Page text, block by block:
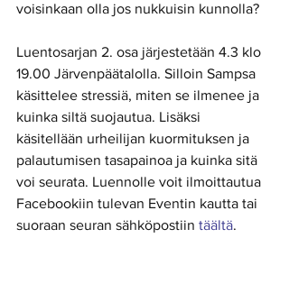
voisinkaan olla jos nukkuisin kunnolla?
Luentosarjan 2. osa järjestetään 4.3 klo
19.00 Järvenpäätalolla. Silloin Sampsa
käsittelee stressiä, miten se ilmenee ja
kuinka siltä suojautua. Lisäksi
käsitellään urheilijan kuormituksen ja
palautumisen tasapainoa ja kuinka sitä
voi seurata. Luennolle voit ilmoittautua
Facebookiin tulevan Eventin kautta tai
suoraan seuran sähköpostiin täältä.